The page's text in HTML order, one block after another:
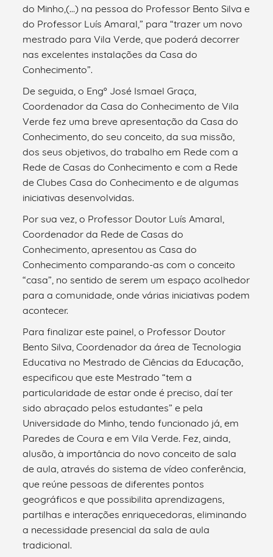
do Minho,(…) na pessoa do Professor Bento Silva e
do Professor Luís Amaral,” para “trazer um novo
mestrado para Vila Verde, que poderá decorrer
nas excelentes instalações da Casa do
Conhecimento”.
De seguida, o Engº José Ismael Graça,
Coordenador da Casa do Conhecimento de Vila
Verde fez uma breve apresentação da Casa do
Conhecimento, do seu conceito, da sua missão,
dos seus objetivos, do trabalho em Rede com a
Rede de Casas do Conhecimento e com a Rede
de Clubes Casa do Conhecimento e de algumas
iniciativas desenvolvidas.
Por sua vez, o Professor Doutor Luís Amaral,
Coordenador da Rede de Casas do
Conhecimento, apresentou as Casa do
Conhecimento comparando-as com o conceito
“casa”, no sentido de serem um espaço acolhedor
para a comunidade, onde várias iniciativas podem
acontecer.
Para finalizar este painel, o Professor Doutor
Bento Silva, Coordenador da área de Tecnologia
Educativa no Mestrado de Ciências da Educação,
especificou que este Mestrado “tem a
particularidade de estar onde é preciso, daí ter
sido abraçado pelos estudantes” e pela
Universidade do Minho, tendo funcionado já, em
Paredes de Coura e em Vila Verde. Fez, ainda,
alusão, à importância do novo conceito de sala
de aula, através do sistema de vídeo conferência,
que reúne pessoas de diferentes pontos
geográficos e que possibilita aprendizagens,
partilhas e interações enriquecedoras, eliminando
a necessidade presencial da sala de aula
tradicional.